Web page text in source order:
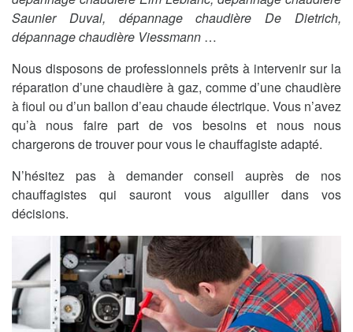
Saunier Duval, dépannage chaudière De Dietrich,
dépannage chaudière Viessmann …
Nous disposons de professionnels prêts à intervenir sur la
réparation d’une chaudière à gaz, comme d’une chaudière
à fioul ou d’un ballon d’eau chaude électrique. Vous n’avez
qu’à nous faire part de vos besoins et nous nous
chargerons de trouver pour vous le chauffagiste adapté.
N’hésitez pas à demander conseil auprès de nos
chauffagistes qui sauront vous aiguiller dans vos
décisions.